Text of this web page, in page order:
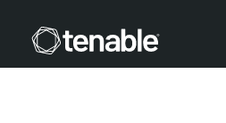
Passer au